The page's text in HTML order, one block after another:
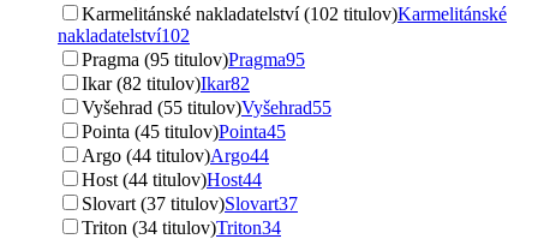
Karmelitánské nakladatelství (102 titulov)Karmelitánské
nakladatelství102
Pragma (95 titulov)Pragma95
Ikar (82 titulov)Ikar82
Vyšehrad (55 titulov)Vyšehrad55
Pointa (45 titulov)Pointa45
Argo (44 titulov)Argo44
Host (44 titulov)Host44
Slovart (37 titulov)Slovart37
Triton (34 titulov)Triton34